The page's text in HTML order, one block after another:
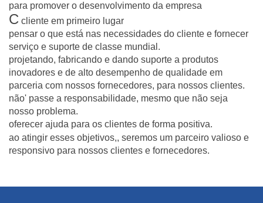
para promover o desenvolvimento da empresa
C cliente em primeiro lugar
pensar o que está nas necessidades do cliente e fornecer
serviço e suporte de classe mundial.
projetando, fabricando e dando suporte a produtos
inovadores e de alto desempenho de qualidade em
parceria com nossos fornecedores, para nossos clientes.
não' passe a responsabilidade, mesmo que não seja
nosso problema.
oferecer ajuda para os clientes de forma positiva.
ao atingir esses objetivos,, seremos um parceiro valioso e
responsivo para nossos clientes e fornecedores.